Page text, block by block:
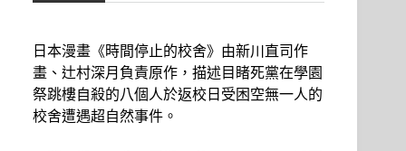
日本漫畫《時間停止的校舍》由新川直司作
畫、辻村深月負責原作，描述目睹死黨在學園
祭跳樓自殺的八個人於返校日受困空無一人的
校舍遭遇超自然事件。